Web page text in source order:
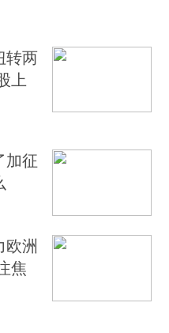
转两
上
加征
欧洲
焦